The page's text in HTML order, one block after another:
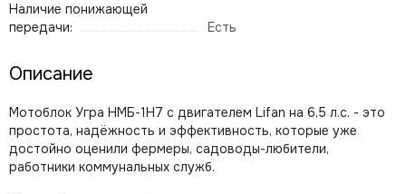
Наличие понижающей
передачи:
Есть
Описание
Мотоблок Угра НМБ-1Н7 с двигателем Lifan на 6,5 л.с. - это
простота, надёжность и эффективность, которые уже
достойно оценили фермеры, садоводы-любители,
работники коммунальных служб.